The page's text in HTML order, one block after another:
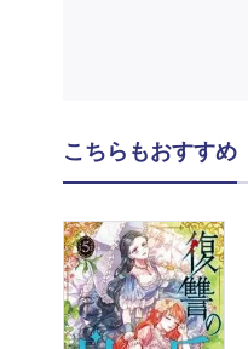
こちらもおすすめ